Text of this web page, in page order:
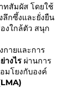
ทสัมผัส โดยใช้
ลึกซึ้งและยั่งยืน
งใกล้ตัว สนุก
กายและการ
างไรผ่านการ
มโยงกับองค์